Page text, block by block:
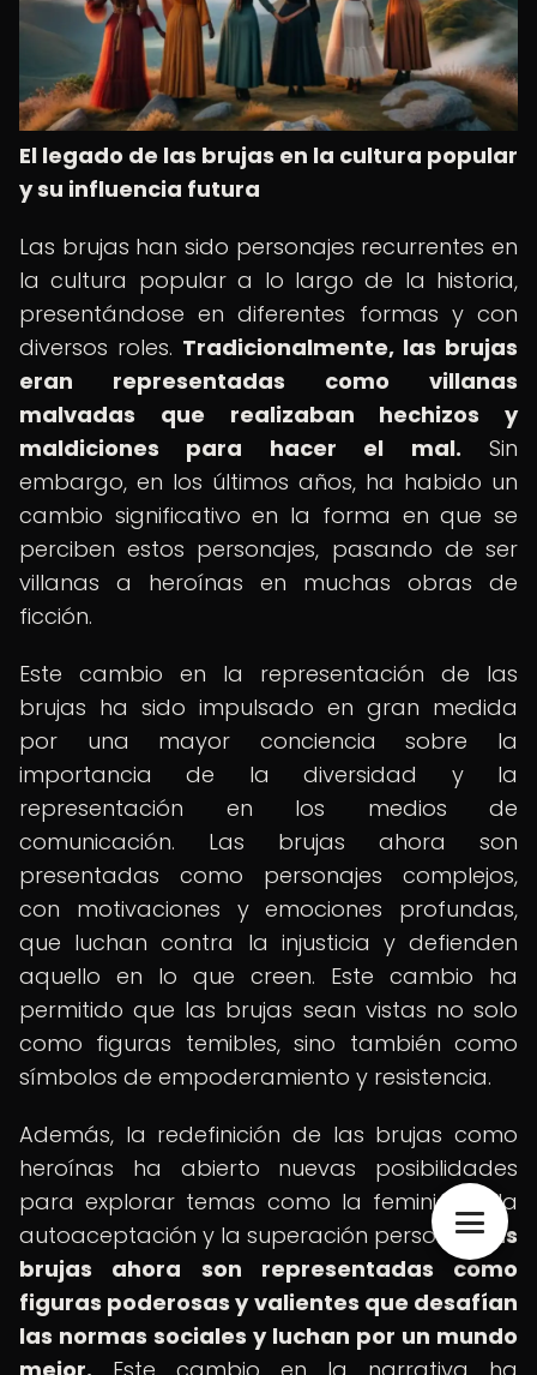
El legado de las brujas en la cultura popular
y su influencia futura
Las brujas han sido personajes recurrentes en
la cultura popular a lo largo de la historia,
presentándose en diferentes formas y con
diversos roles. Tradicionalmente, las brujas
eran representadas como villanas
malvadas que realizaban hechizos y
maldiciones para hacer el mal. Sin
embargo, en los últimos años, ha habido un
cambio significativo en la forma en que se
perciben estos personajes, pasando de ser
villanas a heroínas en muchas obras de
ficción.
Este cambio en la representación de las
brujas ha sido impulsado en gran medida
por una mayor conciencia sobre la
importancia de la diversidad y la
representación en los medios de
comunicación. Las brujas ahora son
presentadas como personajes complejos,
con motivaciones y emociones profundas,
que luchan contra la injusticia y defienden
aquello en lo que creen. Este cambio ha
permitido que las brujas sean vistas no solo
como figuras temibles, sino también como
símbolos de empoderamiento y resistencia.
Además, la redefinición de las brujas como
heroínas ha abierto nuevas posibilidades
para explorar temas como la feminidad, la
autoaceptación y la superación personal.Las
brujas ahora son representadas como
figuras poderosas y valientes que desafían
las normas sociales y luchan por un mundo